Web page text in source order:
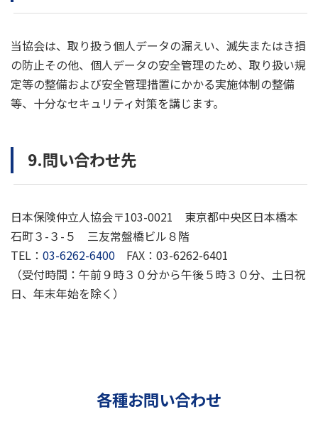
当協会は、取り扱う個人データの漏えい、滅失またはき損
の防止その他、個人データの安全管理のため、取り扱い規
定等の整備および安全管理措置にかかる実施体制の整備
等、十分なセキュリティ対策を講じます。
9.問い合わせ先
日本保険仲立人協会〒103-0021 東京都中央区日本橋本
石町３-３-５ 三友常盤橋ビル８階
TEL： 03-6262-6400 FAX：03-6262-6401
（受付時間：午前９時３０分から午後５時３０分、土日祝
日、年末年始を除く）
各種お問い合わせ